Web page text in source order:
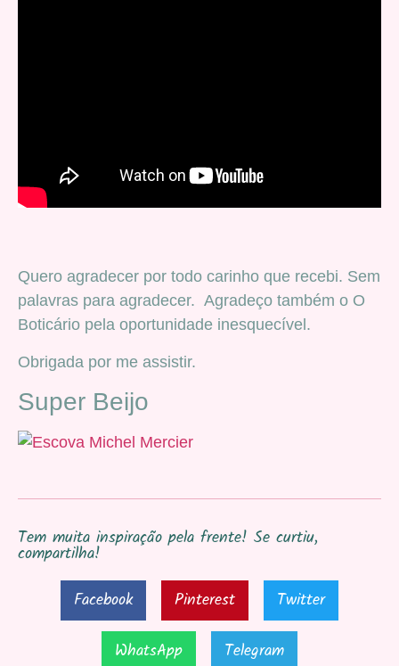
Quero agradecer por todo carinho que recebi. Sem
palavras para agradecer. Agradeço também o O
Boticário pela oportunidade inesquecível.
Obrigada por me assistir.
Super Beijo
Tem muita inspiração pela frente! Se curtiu,
compartilha!
Facebook
Pinterest
Twitter
WhatsApp
Telegram